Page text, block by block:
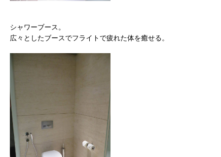
シャワーブース。
広々としたブースでフライトで疲れた体を癒せる。